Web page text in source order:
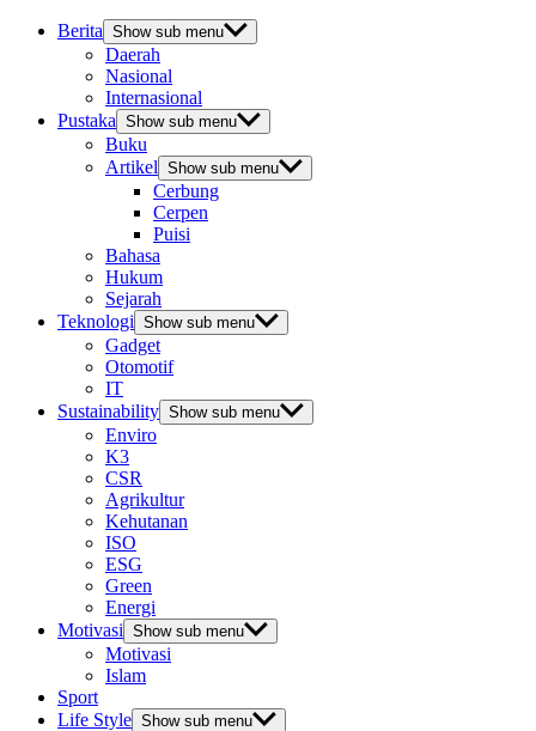
Berita Show sub menu
Daerah
Nasional
Internasional
Pustaka Show sub menu
Buku
Artikel Show sub menu
Cerbung
Cerpen
Puisi
Bahasa
Hukum
Sejarah
Teknologi Show sub menu
Gadget
Otomotif
IT
Sustainability Show sub menu
Enviro
K3
CSR
Agrikultur
Kehutanan
ISO
ESG
Green
Energi
Motivasi Show sub menu
Motivasi
Islam
Sport
Life Style Show sub menu